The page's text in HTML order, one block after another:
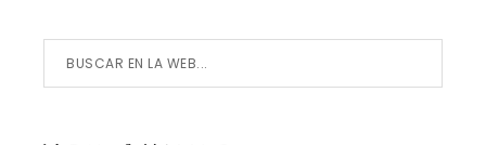
Buscar
en